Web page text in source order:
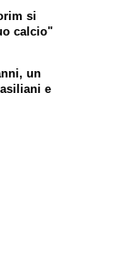
si
calcio"
un
e